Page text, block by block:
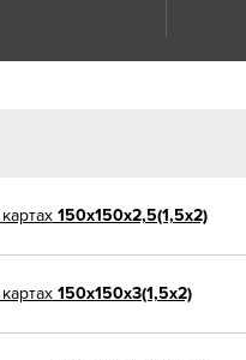
150х150х2,5(1,5х2)
150х150х3(1,5х2)